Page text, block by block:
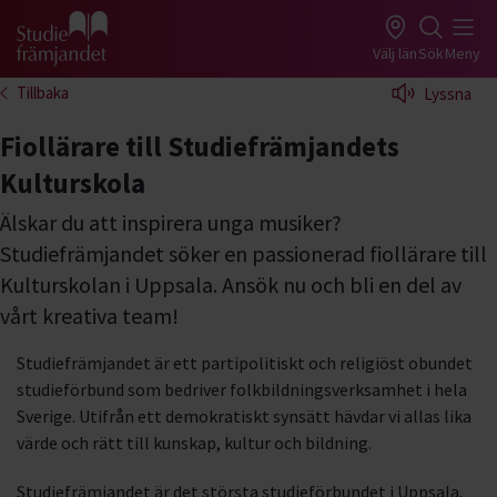
Gå till studiefrämjandets startsida Välj länSökMeny
Tillbaka Lyssna
Fiollärare till Studiefrämjandets
Kulturskola
Älskar du att inspirera unga musiker?
Studiefrämjandet söker en passionerad fiollärare till
Kulturskolan i Uppsala. Ansök nu och bli en del av
vårt kreativa team!
Studiefrämjandet är ett partipolitiskt och religiöst obundet
studieförbund som bedriver folkbildningsverksamhet i hela
Sverige. Utifrån ett demokratiskt synsätt hävdar vi allas lika
värde och rätt till kunskap, kultur och bildning.
Studiefrämjandet är det största studieförbundet i Uppsala,